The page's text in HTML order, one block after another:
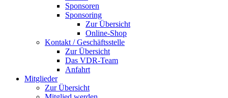
Sponsoren
Sponsoring
Zur Übersicht
Online-Shop
Kontakt / Geschäftsstelle
Zur Übersicht
Das VDR-Team
Anfahrt
Mitglieder
Zur Übersicht